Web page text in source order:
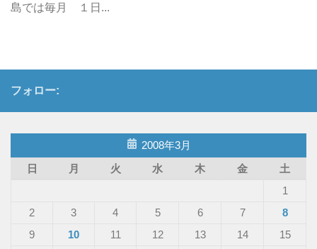
島では毎月 １日...
フォロー:
2008年3月
日
月 火 水 木 金
土
1
2
3 4 5 6 7
8
9
10 11 12 13 14
15